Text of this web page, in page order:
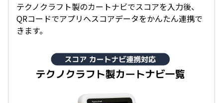
テクノクラフト製のカートナビでスコアを入力後、
QRコードでアプリへスコアデータをかんたん連携で
きます。